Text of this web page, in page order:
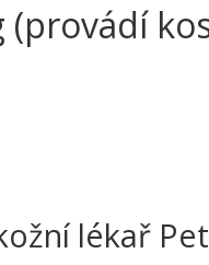
(provádí
lékař